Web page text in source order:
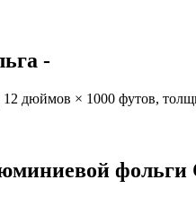
-
дюймов × 1000 футов,
фольги